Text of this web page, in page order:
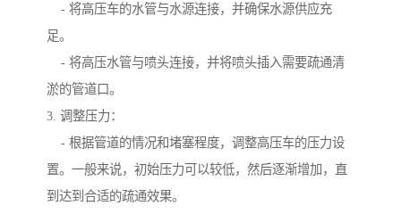
- 将高压车的水管与水源连接，并确保水源供应充
足。
- 将高压水管与喷头连接，并将喷头插入需要疏通清
淤的管道口。
3. 调整压力：
- 根据管道的情况和堵塞程度，调整高压车的压力设
置。一般来说，初始压力可以较低，然后逐渐增加，直
到达到合适的疏通效果。